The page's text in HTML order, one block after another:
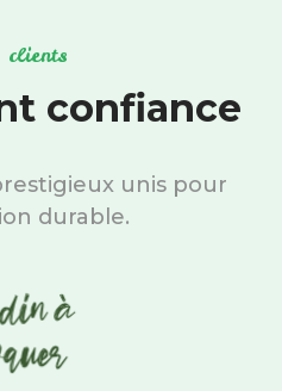
clients
confiance
unis pour
durable.